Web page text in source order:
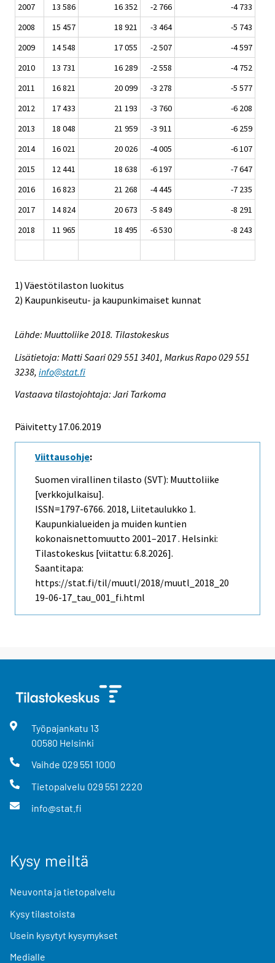
2007
13 586 16 352 -2 766
-4 733
2008
15 457 18 921 -3 464
-5 743
2009
14 548 17 055 -2 507
-4 597
2010
13 731 16 289 -2 558
-4 752
2011
16 821 20 099 -3 278
-5 577
2012
17 433 21 193 -3 760
-6 208
2013
18 048 21 959 -3 911
-6 259
2014
16 021 20 026 -4 005
-6 107
2015
12 441 18 638 -6 197
-7 647
2016
16 823 21 268 -4 445
-7 235
2017
14 824 20 673 -5 849
-8 291
2018
11 965 18 495 -6 530 -8 243
1) Väestötilaston luokitus
2) Kaupunkiseutu- ja kaupunkimaiset kunnat
Lähde: Muuttoliike 2018. Tilastokeskus
Lisätietoja: Matti Saari 029 551 3401, Markus Rapo 029 551
3238, info@stat.fi
Vastaava tilastojohtaja: Jari Tarkoma
Päivitetty 17.06.2019
Viittausohje:
Suomen virallinen tilasto (SVT): Muuttoliike
[verkkojulkaisu].
ISSN=1797-6766. 2018, Liitetaulukko 1.
Kaupunkialueiden ja muiden kuntien
kokonaisnettomuutto 2001–2017 . Helsinki:
Tilastokeskus [viitattu: 6.8.2026].
Saantitapa:
https://stat.fi/til/muutl/2018/muutl_2018_20
19-06-17_tau_001_fi.html
Työpajankatu 13
00580 Helsinki
Vaihde 029 551 1000
Tietopalvelu 029 551 2220
info@stat.fi
Kysy meiltä
Neuvonta ja tietopalvelu
Kysy tilastoista
Usein kysytyt kysymykset
Medialle